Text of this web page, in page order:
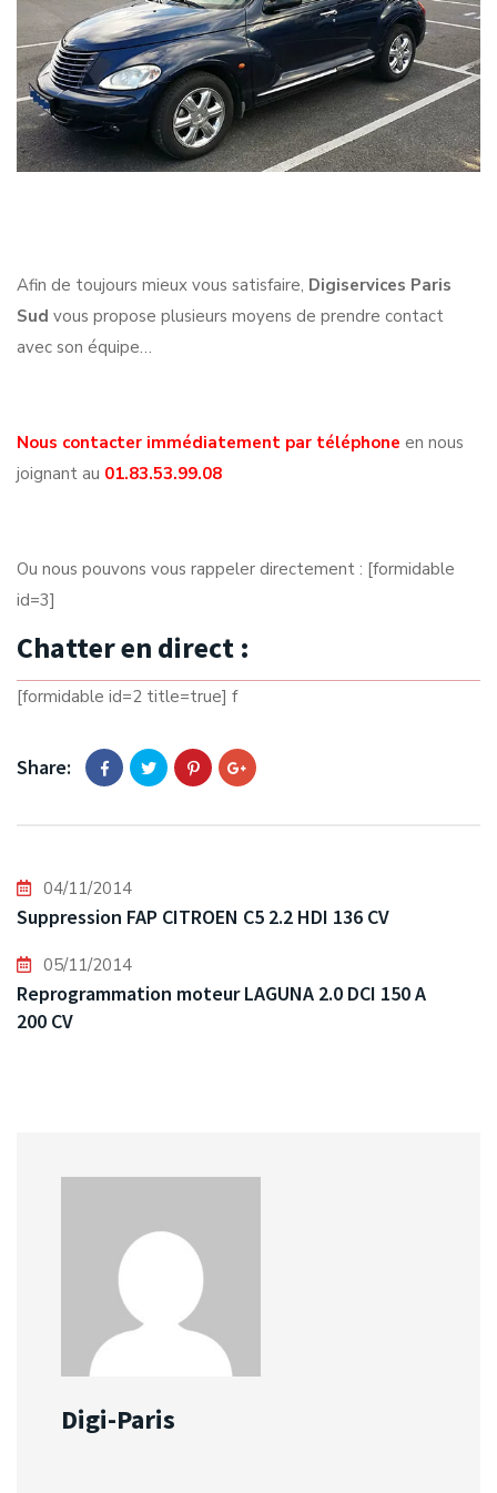
Afin de toujours mieux vous satisfaire, Digiservices Paris
Sud vous propose plusieurs moyens de prendre contact
avec son équipe…
Nous contacter immédiatement par téléphone en nous
joignant au 01.83.53.99.08
Ou nous pouvons vous rappeler directement : [formidable
id=3]
Chatter en direct :
[formidable id=2 title=true] f
Share:
04/11/2014
Suppression FAP CITROEN C5 2.2 HDI 136 CV
05/11/2014
Reprogrammation moteur LAGUNA 2.0 DCI 150 A
200 CV
Digi-Paris